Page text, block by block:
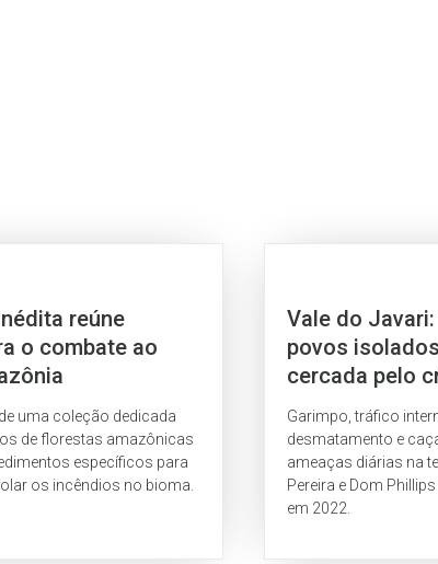
reúne
o combate ao
uma coleção dedicada
de florestas amazônicas
específicos para
os incêndios no bioma.
Vale do
povos
cercada pelo
Garimpo, tráfico
desmatamento e
ameaças diárias na
Pereira e Dom
em 2022.